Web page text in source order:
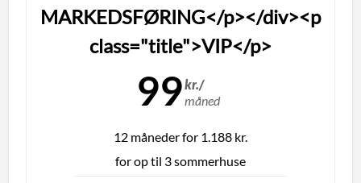
MARKEDSFØRING</p></div><p
class="title">VIP</p>
99kr./
måned
12 måneder for 1.188 kr.
for op til 3 sommerhuse